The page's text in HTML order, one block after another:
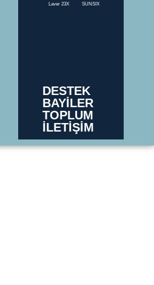
Laver 23X SUNSIX
DESTEK
BAYİLER
TOPLUM
İLETİŞİM